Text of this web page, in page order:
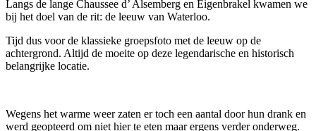
Langs de lange Chaussee d’ Alsemberg en Eigenbrakel kwamen we
bij het doel van de rit: de leeuw van Waterloo.
Tijd dus voor de klassieke groepsfoto met de leeuw op de
achtergrond. Altijd de moeite op deze legendarische en historisch
belangrijke locatie.
Wegens het warme weer zaten er toch een aantal door hun drank en
werd geopteerd om niet hier te eten maar ergens verder onderweg.